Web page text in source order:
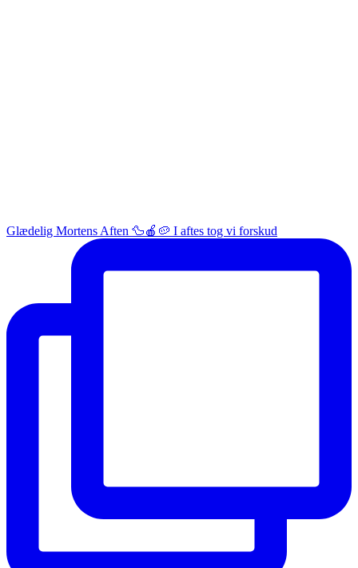
Glædelig Mortens Aften 🦆🍎🥔 I aftes tog vi forskud